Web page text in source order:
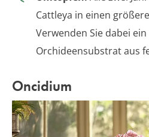
Cattleya in einen
Verwenden Sie dabei
Orchideensubstrat aus
Oncidium